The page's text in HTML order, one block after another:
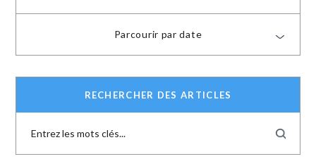
Parcourir par date
RECHERCHER DES ARTICLES